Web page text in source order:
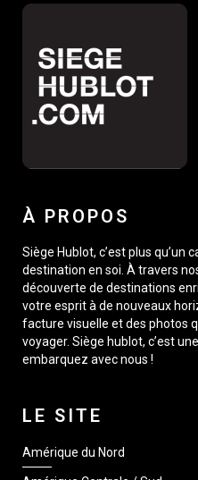
À PROPOS
Siège Hublot, c’est plus qu’un
destination en soi. À travers
découverte de destinations
votre esprit à de nouveaux
facture visuelle et des photos
voyager. Siège hublot, c’est
embarquez avec nous !
LE SITE
Amérique du Nord